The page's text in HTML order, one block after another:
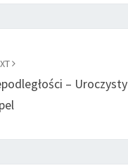
– Uroczysty